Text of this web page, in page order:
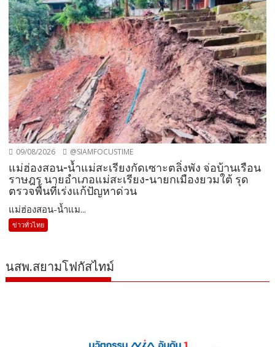
09/08/2026 @SIAMFOCUSTIME
แม่ฮ่องสอน-น้ำแม่สะเรียงกัดเซาะตลิ่งพัง จ่อบ้านเรือน
ราษฎร นายอำเภอแม่สะเรียง-นายกเมืองยวมใต้ รุด
ตรวจพื้นที่เร่งแก้ปัญหาด่วน
แม่ฮ่องสอน-น้ำแม...
ข่าวทั่วไทย
นสพ.สยามโฟกัสไทม์